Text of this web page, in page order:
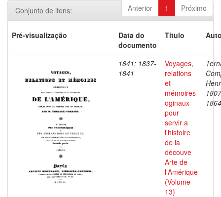
Anterior 1 Próximo
Conjunto de itens:
Pré-visualização
Data do
documento
Título
1841; 1837-
1841
Voyages,
relations
et
mémoires
oginaux
pour
servir a
l'histoire
de la
découve
Arte de
l'Amérique
(Volume
13)
1864